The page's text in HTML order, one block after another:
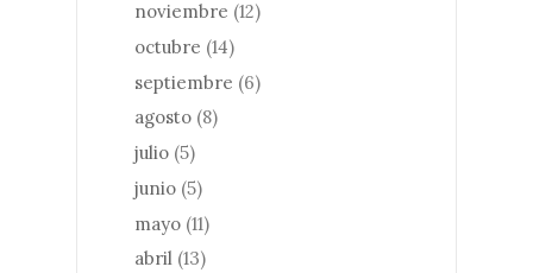
noviembre (12)
octubre (14)
septiembre (6)
agosto (8)
julio (5)
junio (5)
mayo (11)
abril (13)